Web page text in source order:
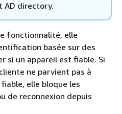
AD directory.
fonctionnalité, elle
basée sur des
si un appareil est fiable. Si
ne parvient pas à
elle bloque les
de reconnexion depuis